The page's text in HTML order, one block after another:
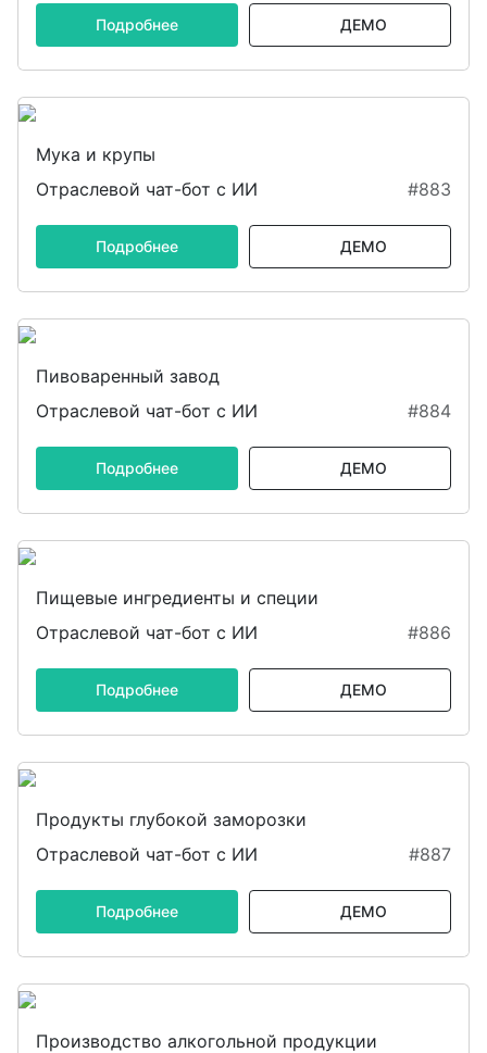
Подробнее ДЕМО
Мука и крупы
Отраслевой чат-бот с ИИ
#883
Подробнее ДЕМО
Пивоваренный завод
Отраслевой чат-бот с ИИ
#884
Подробнее ДЕМО
Пищевые ингредиенты и специи
Отраслевой чат-бот с ИИ
#886
Подробнее ДЕМО
Продукты глубокой заморозки
Отраслевой чат-бот с ИИ
#887
Подробнее ДЕМО
Производство алкогольной продукции